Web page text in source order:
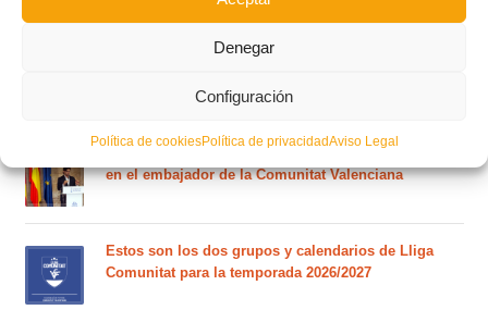
Denegar
Configuración
Política de cookiesPolítica de privacidadAviso Legal
Ferran Torres se da un baño de masas y se convierte
en el embajador de la Comunitat Valenciana
Estos son los dos grupos y calendarios de Lliga
Comunitat para la temporada 2026/2027